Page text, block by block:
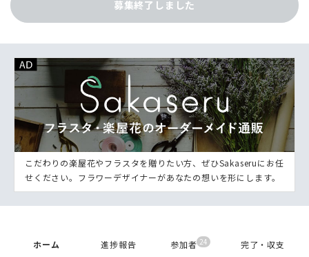
募集終了しました
こだわりの楽屋花やフラスタを贈りたい方、ぜひSakaseruにお任
せください。フラワーデザイナーがあなたの想いを形にします。
ホーム 進捗報告 参加者 24 完了・収支